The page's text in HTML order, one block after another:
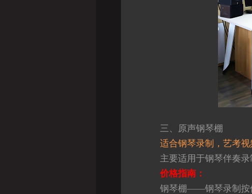
三、原声钢琴棚
适合钢琴录制，艺考
主要适用于钢琴伴奏录
价格指南：
钢琴棚——钢琴录制按